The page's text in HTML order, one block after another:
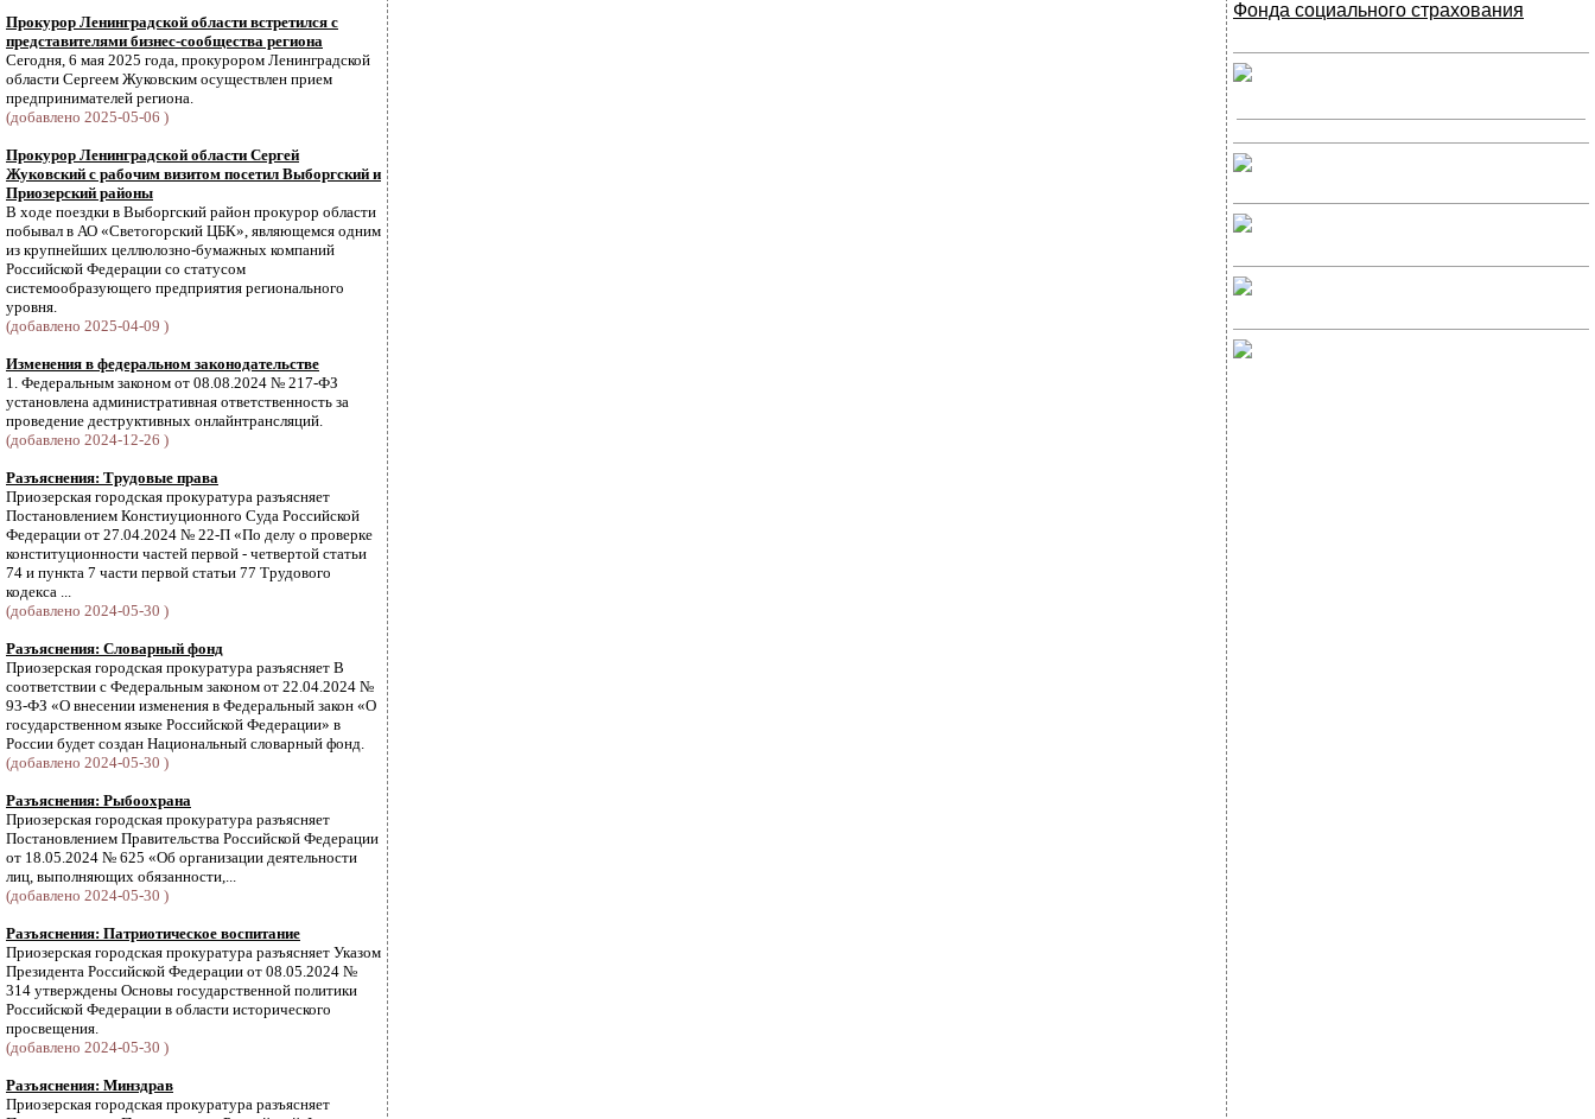
Прокурор Ленинградской области встретился с
представителями бизнес-сообщества региона
Сегодня, 6 мая 2025 года, прокурором Ленинградской
области Сергеем Жуковским осуществлен прием
предпринимателей региона.
(добавлено 2025-05-06 )
Прокурор Ленинградской области Сергей
Жуковский с рабочим визитом посетил Выборгский и
Приозерский районы
В ходе поездки в Выборгский район прокурор области
побывал в АО «Светогорский ЦБК», являющемся одним
из крупнейших целлюлозно-бумажных компаний
Российской Федерации со статусом
системообразующего предприятия регионального
уровня.
(добавлено 2025-04-09 )
Изменения в федеральном законодательстве
1. Федеральным законом от 08.08.2024 № 217-ФЗ
установлена административная ответственность за
проведение деструктивных онлайнтрансляций.
(добавлено 2024-12-26 )
Разъяснения: Трудовые права
Приозерская городская прокуратура разъясняет
Постановлением Констиуционного Суда Российской
Федерации от 27.04.2024 № 22-П «По делу о проверке
конституционности частей первой - четвертой статьи
74 и пункта 7 части первой статьи 77 Трудового
кодекса ...
(добавлено 2024-05-30 )
Разъяснения: Словарный фонд
Приозерская городская прокуратура разъясняет В
соответствии с Федеральным законом от 22.04.2024 №
93-ФЗ «О внесении изменения в Федеральный закон «О
государственном языке Российской Федерации» в
России будет создан Национальный словарный фонд.
(добавлено 2024-05-30 )
Разъяснения: Рыбоохрана
Приозерская городская прокуратура разъясняет
Постановлением Правительства Российской Федерации
от 18.05.2024 № 625 «Об организации деятельности
лиц, выполняющих обязанности,...
(добавлено 2024-05-30 )
Разъяснения: Патриотическое воспитание
Приозерская городская прокуратура разъясняет Указом
Президента Российской Федерации от 08.05.2024 №
314 утверждены Основы государственной политики
Российской Федерации в области исторического
просвещения.
(добавлено 2024-05-30 )
Разъяснения: Минздрав
Приозерская городская прокуратура разъясняет
Фонда социального страхования